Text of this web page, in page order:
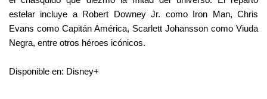
estelar incluye a Robert Downey Jr. como Iron Man, Chris
Evans como Capitán América, Scarlett Johansson como Viuda
Negra, entre otros héroes icónicos.
Disponible en: Disney+